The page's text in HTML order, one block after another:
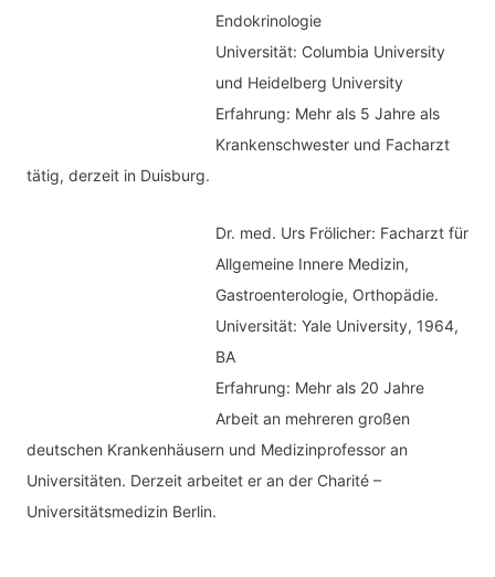
Endokrinologie
Universität: Columbia University
und Heidelberg University
Erfahrung: Mehr als 5 Jahre als
Krankenschwester und Facharzt
tätig, derzeit in Duisburg.
Dr. med. Urs Frölicher: Facharzt für
Allgemeine Innere Medizin,
Gastroenterologie, Orthopädie.
Universität: Yale University, 1964,
BA
Erfahrung: Mehr als 20 Jahre
Arbeit an mehreren großen
deutschen Krankenhäusern und Medizinprofessor an
Universitäten. Derzeit arbeitet er an der Charité –
Universitätsmedizin Berlin.